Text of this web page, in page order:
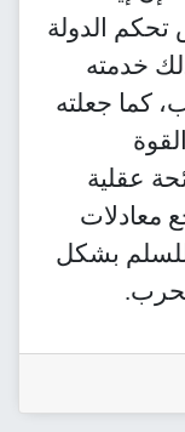
تحكم الدولة
خدمته
كما جعلته
عقلية
معادلات
للسلم بشكل